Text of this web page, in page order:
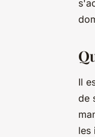
Il
de
les